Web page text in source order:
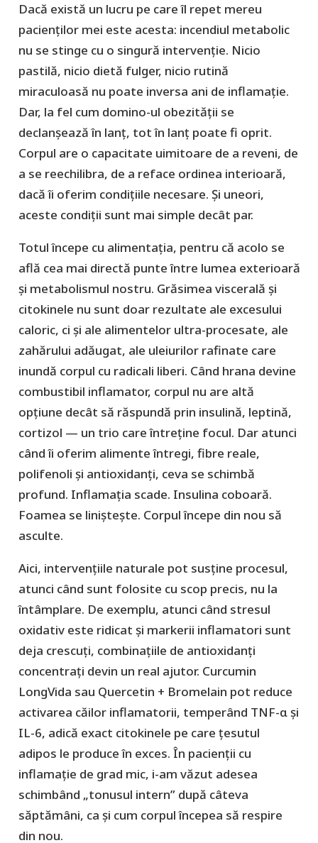
Dacă există un lucru pe care îl repet mereu
pacienților mei este acesta: incendiul metabolic
nu se stinge cu o singură intervenție. Nicio
pastilă, nicio dietă fulger, nicio rutină
miraculoasă nu poate inversa ani de inflamație.
Dar, la fel cum domino-ul obezității se
declanșează în lanț, tot în lanț poate fi oprit.
Corpul are o capacitate uimitoare de a reveni, de
a se reechilibra, de a reface ordinea interioară,
dacă îi oferim condițiile necesare. Și uneori,
aceste condiții sunt mai simple decât par.
Totul începe cu alimentația, pentru că acolo se
află cea mai directă punte între lumea exterioară
și metabolismul nostru. Grăsimea viscerală și
citokinele nu sunt doar rezultate ale excesului
caloric, ci și ale alimentelor ultra-procesate, ale
zahărului adăugat, ale uleiurilor rafinate care
inundă corpul cu radicali liberi. Când hrana devine
combustibil inflamator, corpul nu are altă
opțiune decât să răspundă prin insulină, leptină,
cortizol — un trio care întreține focul. Dar atunci
când îi oferim alimente întregi, fibre reale,
polifenoli și antioxidanți, ceva se schimbă
profund. Inflamația scade. Insulina coboară.
Foamea se liniștește. Corpul începe din nou să
asculte.
Aici, intervențiile naturale pot susține procesul,
atunci când sunt folosite cu scop precis, nu la
întâmplare. De exemplu, atunci când stresul
oxidativ este ridicat și markerii inflamatori sunt
deja crescuți, combinațiile de antioxidanți
concentrați devin un real ajutor. Curcumin
LongVida sau Quercetin + Bromelain pot reduce
activarea căilor inflamatorii, temperând TNF-α și
IL-6, adică exact citokinele pe care țesutul
adipos le produce în exces. În pacienții cu
inflamație de grad mic, i-am văzut adesea
schimbând „tonusul intern” după câteva
săptămâni, ca și cum corpul începea să respire
din nou.